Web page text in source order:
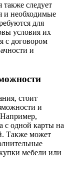
следует
и необходимые
для
условия их
с договором
и
стоит
и
с одной карты на
Также может
мебели или